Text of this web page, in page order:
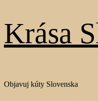
Krása
Objavuj kúty Slovenska